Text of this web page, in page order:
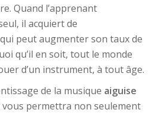
Quand l’apprenant
il acquiert de
peut augmenter son taux de
qu’il en soit, tout le monde
d’un instrument, à tout âge.
de la musique aiguise
vous permettra non seulement